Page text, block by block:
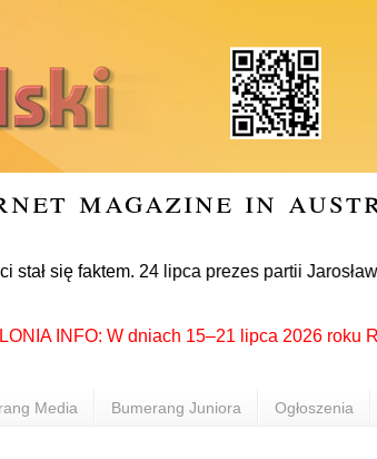
magazine in
się faktem. 24 lipca prezes partii Jarosław
INFO: W dniach 15–21 lipca 2026 roku
Media Bumerang Juniora Ogłoszenia